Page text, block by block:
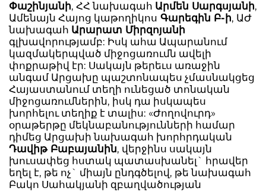
Փաշինյանի, ՀՀ նախագահ Արմեն Սարգսյանի,
Ամենայն Հայոց կաթողիկոս Գարեգին Բ-ի, ԱԺ
նախագահ Արարատ Միրզոյանի
գլխավորությամբ: Իսկ ահա Ապարանում
կազմակերպված միջոցառումն ավելի
փոքրաթիվ էր: Սակայն թերեւս առաջին
անգամ Արցախը պաշտոնապես չմասնակցեց
Հայաստանում տեղի ունեցած տոնական
միջոցառումներին, իսկ դա իսկապես
խորհելու տեղիք է տալիս: «Ժողովուրդ»
օրաթերթը մեկնաբանությունների համար
դիմեց Արցախի նախագահ խորհրդական
Դավիթ Բաբայանին, վերջինս սակայն
խուսափեց հստակ պատասխանել` հրավեր
եղել է, թե ոչ` միայն ընդգծելով, թե նախագահ
Բակո Սահակյանի զբաղվածության